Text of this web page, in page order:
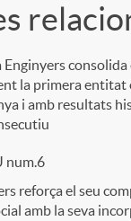
Enginyers consolida
la primera entitat
i amb resultats
num.6
reforça el seu
amb la seva